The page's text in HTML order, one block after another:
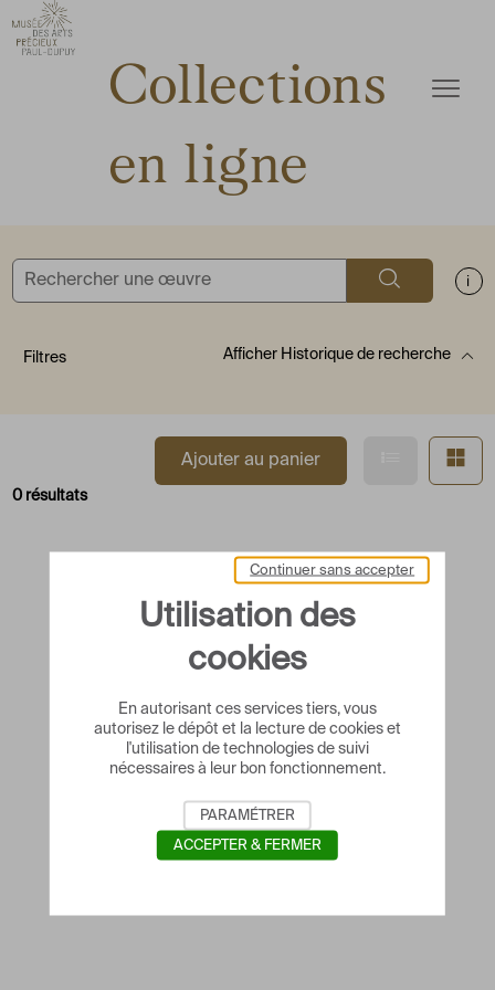
Accèder directement au contenu
Accèder directement au contenu
Collections
en ligne
Ouvrir
Rechercher
Filtres AfficherHistorique de recherche
0 résultats
Ajouter au panier Afficher
Utilisation des
cookies
En autorisant ces services tiers, vous
autorisez le dépôt et la lecture de cookies et
l'utilisation de technologies de suivi
nécessaires à leur bon fonctionnement.
Continuer sans accepter
PARAMÉTRER
ACCEPTER & FERMER